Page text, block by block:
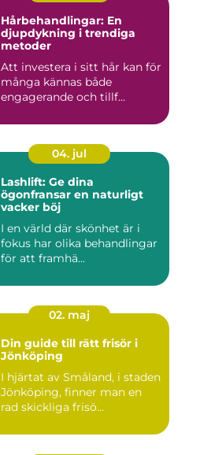
Hårbehandlingar: En
djupdykning i trendiga
metoder
Att investera i sitt hår kan för
många kännas både
engagerande och tillf...
04. jul
Lashlift: Ge dina
ögonfransar en naturligt
vacker böj
I en värld där skönhet är i
fokus har olika behandlingar
för att framhä...
02. maj
Din guide till rätt frisör i
Jönköping
I hjärtat av Småland, i staden
Jönköping, finner man en
rad skickliga frisö...